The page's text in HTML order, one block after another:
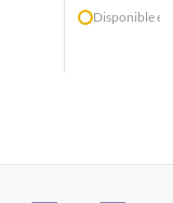
Disponible